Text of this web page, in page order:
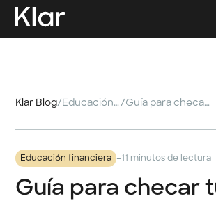
Klar Blog/ Educación financiera / Guía para checar tus puntos del Infonavit y aprovechar sus beneficios
Educación financiera -11 minutos de lectura
Guía para checar